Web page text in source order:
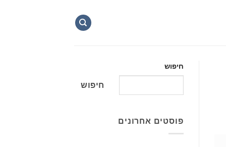
חיפוש
חיפוש
פוסטים אחרונים